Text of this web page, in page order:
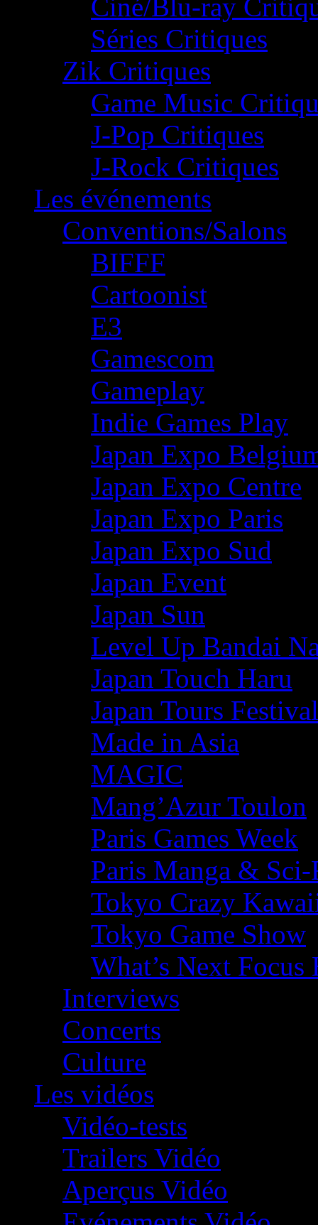
Ciné/Blu-ray
Séries Critiques
Zik Critiques
Game Music
J-Pop Critiques
J-Rock Critiques
Les événements
Conventions/Salons
BIFFF
Cartoonist
E3
Gamescom
Gameplay
Indie Games Play
Japan Expo
Japan Expo Centre
Japan Expo Paris
Japan Expo Sud
Japan Event
Japan Sun
Level Up Bandai
Japan Touch Haru
Japan Tours Festival
Made in Asia
MAGIC
Mang’Azur Toulon
Paris Games Week
Paris Manga &
Tokyo Crazy
Tokyo Game Show
What’s Next
Interviews
Concerts
Culture
Les vidéos
Vidéo-tests
Trailers Vidéo
Aperçus Vidéo